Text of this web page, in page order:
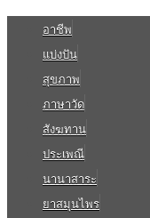
อาชีพ
แบ่งปัน
สุขภาพ
ภาษาวัด
สังฆทาน
ประเพณี
นานาสาระ
ยาสมุนไพร